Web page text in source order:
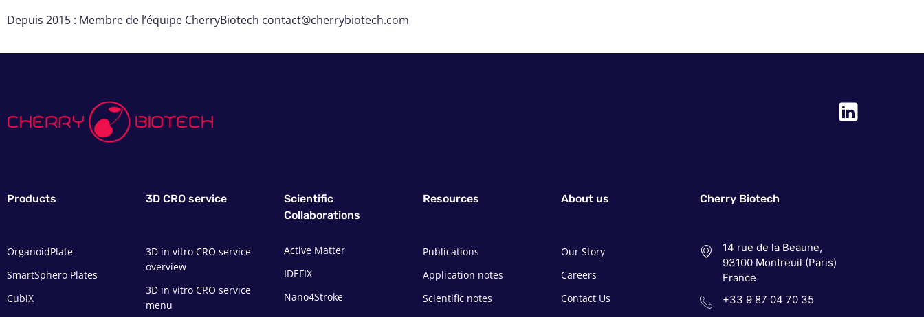
Depuis 2015 : Membre de l’équipe CherryBiotech contact@cherrybiotech.com
Products
OrganoidPlate
SmartSphero Plates
CubiX
3D CRO service
3D in vitro CRO service
overview
3D in vitro CRO service
menu
Scientific
Collaborations
Active Matter
IDEFIX
Nano4Stroke
Resources
Publications
Application notes
Scientific notes
About us
Our Story
Careers
Contact Us
Cherry Biotech
14 rue de la Beaune,
93100 Montreuil (Paris)
France
+33 9 87 04 70 35